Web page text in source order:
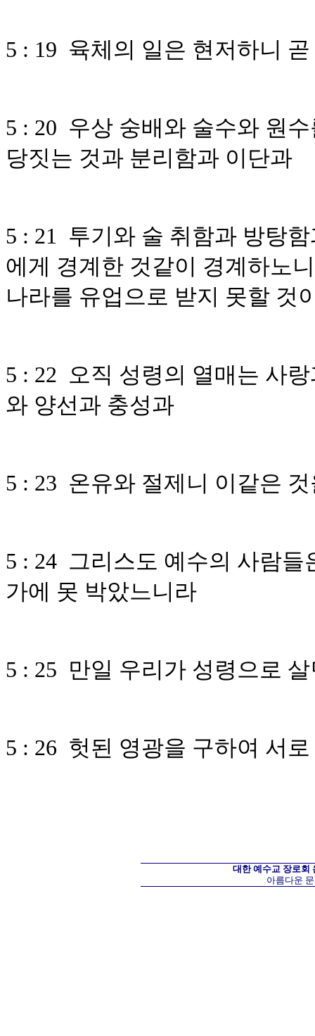
5 : 19 육체의 일은 현저하니
5 : 20 우상 숭배와 술수와 원
당짓는 것과 분리함과 이단과
5 : 21 투기와 술 취함과 방탕
에게 경계한 것같이 경계하노
나라를 유업으로 받지 못할 것
5 : 22 오직 성령의 열매는 사
와 양선과 충성과
5 : 23 온유와 절제니 이같은
5 : 24 그리스도 예수의 사람
가에 못 박았느니라
5 : 25 만일 우리가 성령으로
5 : 26 헛된 영광을 구하여 서
대한 예수교 장로회
아름다운